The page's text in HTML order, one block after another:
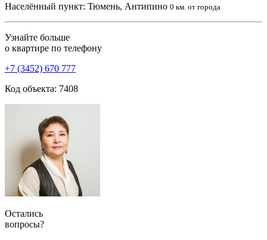
Населённый пункт: Тюмень, Антипино 0 км. от города
Узнайте больше
о квартире по телефону
+7 (3452) 670 777
Код объекта: 7408
Остались
вопросы?